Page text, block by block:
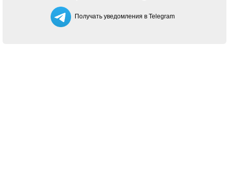
Получать уведомления в Telegram